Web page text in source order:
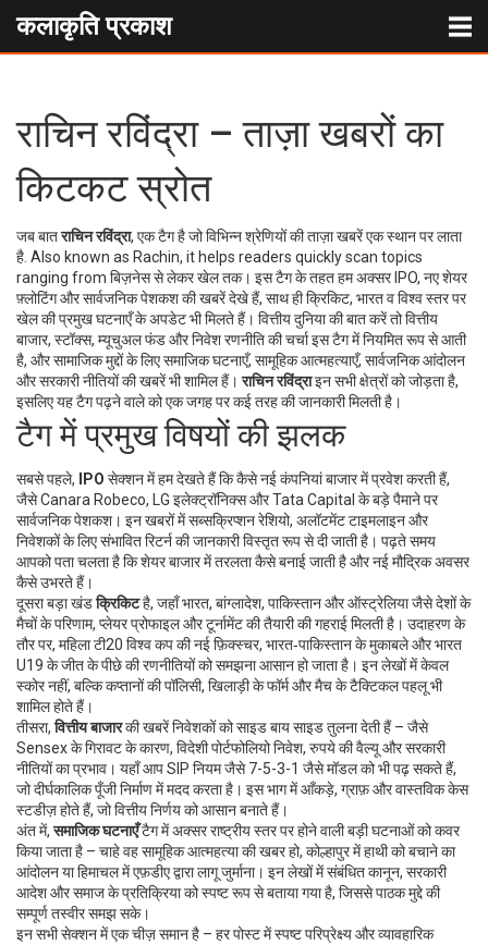
कलाकृति प्रकाश
राचिन रविंद्रा – ताज़ा खबरों का
किटकट स्रोत
जब बातराचिन रविंद्रा, एक टैग है जो विभिन्न श्रेणियों की ताज़ा खबरें एक स्थान पर लाता
है . Also known as Rachin, it helps readers quickly scan topics
ranging from बिज़नेस से लेकर खेल तक। इस टैग के तहत हम अक्सर IPO, नए शेयर
फ़्लोटिंग और सार्वजनिक पेशकश की खबरेंदेखे हैं, साथ हीक्रिकिट, भारत व विश्व स्तर पर
खेल की प्रमुख घटनाएँके अपडेट भी मिलते हैं। वित्तीय दुनिया की बात करें तोवित्तीय
बाजार, स्टॉक्स, म्यूचुअल फंड और निवेश रणनीति की चर्चाइस टैग में नियमित रूप से आती
है, और सामाजिक मुद्दों के लिएसमाजिक घटनाएँ, सामूहिक आत्महत्याएँ, सार्वजनिक आंदोलन
और सरकारी नीतियों की खबरेंभी शामिल हैं।राचिन रविंद्राइन सभी क्षेत्रों को जोड़ता है,
इसलिए यह टैग पढ़ने वाले को एक जगह पर कई तरह की जानकारी मिलती है।
टैग में प्रमुख विषयों की झलक
सबसे पहले, IPO सेक्शन में हम देखते हैं कि कैसे नई कंपनियां बाजार में प्रवेश करती हैं,
जैसे Canara Robeco, LG इलेक्ट्रॉनिक्स और Tata Capital के बड़े पैमाने पर
सार्वजनिक पेशकश। इन खबरों में सब्सक्रिप्शन रेशियो, अलॉटमेंट टाइमलाइन और
निवेशकों के लिए संभावित रिटर्न की जानकारी विस्तृत रूप से दी जाती है। पढ़ते समय
आपको पता चलता है कि शेयर बाजार में तरलता कैसे बनाई जाती है और नई मौद्रिक अवसर
कैसे उभरते हैं।
दूसरा बड़ा खंडक्रिकिटहै, जहाँ भारत, बांग्लादेश, पाकिस्तान और ऑस्ट्रेलिया जैसे देशों के
मैचों के परिणाम, प्लेयर प्रोफाइल और टूर्नामेंट की तैयारी की गहराई मिलती है। उदाहरण के
तौर पर, महिला टी20 विश्व कप की नई फ़िक्स्चर, भारत‑पाकिस्तान के मुकाबले और भारत
U19 के जीत के पीछे की रणनीतियों को समझना आसान हो जाता है। इन लेखों में केवल
स्कोर नहीं, बल्कि कप्तानों की पॉलिसी, खिलाड़ी के फॉर्म और मैच के टैक्टिकल पहलू भी
शामिल होते हैं।
तीसरा,वित्तीय बाजारकी खबरें निवेशकों को साइड बाय साइड तुलना देती हैं – जैसे
Sensex के गिरावट के कारण, विदेशी पोर्टफोलियो निवेश, रुपये की वैल्यू और सरकारी
नीतियों का प्रभाव। यहाँ आप SIP नियम जैसे 7-5-3-1 जैसे मॉडल को भी पढ़ सकते हैं,
जो दीर्घकालिक पूँजी निर्माण में मदद करता है। इस भाग में आँकड़े, ग्राफ़ और वास्तविक केस
स्टडीज़ होते हैं, जो वित्तीय निर्णय को आसान बनाते हैं।
अंत में,समाजिक घटनाएँटैग में अक्सर राष्ट्रीय स्तर पर होने वाली बड़ी घटनाओं को कवर
किया जाता है – चाहे वह सामूहिक आत्महत्या की खबर हो, कोल्हापुर में हाथी को बचाने का
आंदोलन या हिमाचल में एफ़डीए द्वारा लागू जुर्माना। इन लेखों में संबंधित कानून, सरकारी
आदेश और समाज के प्रतिक्रिया को स्पष्ट रूप से बताया गया है, जिससे पाठक मुद्दे की
सम्पूर्ण तस्वीर समझ सके।
इन सभी सेक्शन में एक चीज़ समान है – हर पोस्ट में स्पष्ट परिप्रेक्ष्य और व्यावहारिक